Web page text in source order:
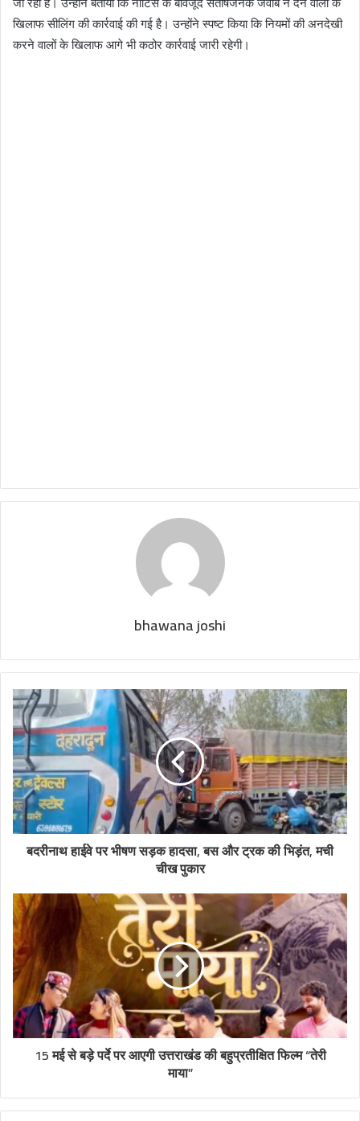
खिलाफ सीलिंग की कार्रवाई की गई है। उन्होंने स्पष्ट किया कि नियमों की अनदेखी
करने वालों के खिलाफ आगे भी कठोर कार्रवाई जारी रहेगी।
bhawana joshi
बदरीनाथ हाईवे पर भीषण सड़क हादसा, बस और ट्रक की भिड़ंत, मची
चीख पुकार
15 मई से बड़े पर्दे पर आएगी उत्तराखंड की बहुप्रतीक्षित फिल्म “तेरी
माया”